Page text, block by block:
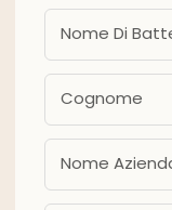
Nome Di
Cognome
Nome